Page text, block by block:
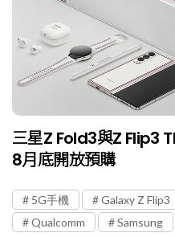
三星Z Fold3與Z Flip3
8月底開放預購
5G手機 Galaxy Z Flip3
Qualcomm
Samsung